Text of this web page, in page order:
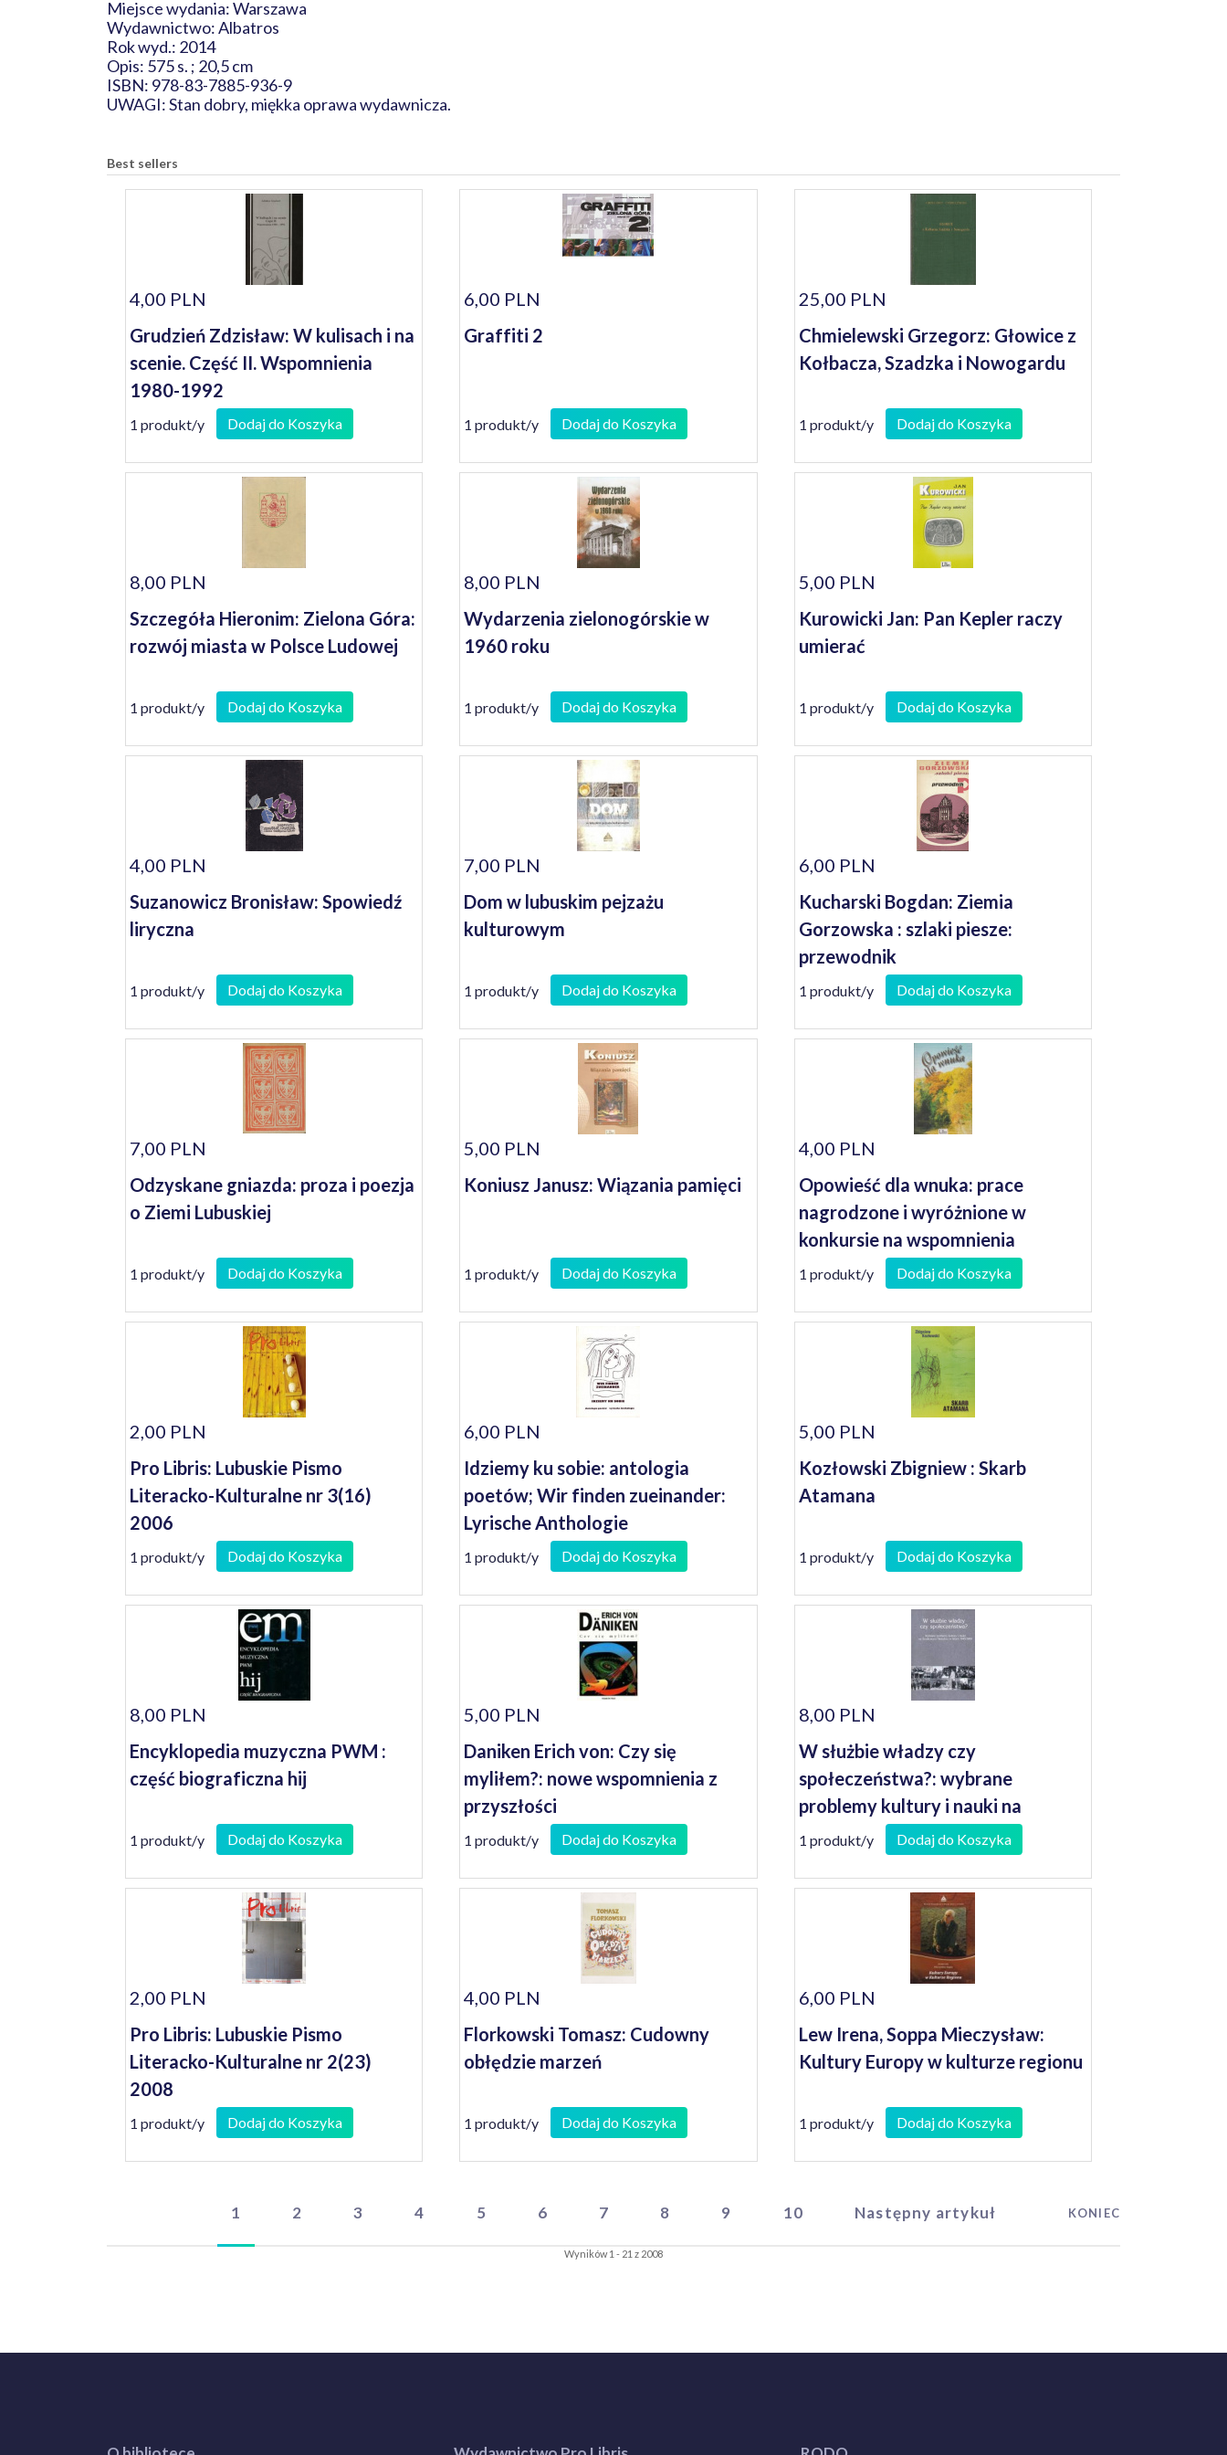
Miejsce wydania: Warszawa
Wydawnictwo: Albatros
Rok wyd.: 2014
Opis: 575 s. ; 20,5 cm
ISBN: 978-83-7885-936-9
UWAGI: Stan dobry, miękka oprawa wydawnicza.
Best sellers
4,00 PLN
Grudzień Zdzisław: W kulisach i na
scenie. Część II. Wspomnienia
1980-1992
1 produkt/y Dodaj do Koszyka
6,00 PLN
Graffiti 2
1 produkt/y Dodaj do Koszyka
25,00 PLN
Chmielewski Grzegorz: Głowice z
Kołbacza, Szadzka i Nowogardu
1 produkt/y Dodaj do Koszyka
8,00 PLN
Szczegóła Hieronim: Zielona Góra:
rozwój miasta w Polsce Ludowej
1 produkt/y Dodaj do Koszyka
8,00 PLN
Wydarzenia zielonogórskie w
1960 roku
1 produkt/y Dodaj do Koszyka
5,00 PLN
Kurowicki Jan: Pan Kepler raczy
umierać
1 produkt/y Dodaj do Koszyka
4,00 PLN
Suzanowicz Bronisław: Spowiedź
liryczna
1 produkt/y Dodaj do Koszyka
7,00 PLN
Dom w lubuskim pejzażu
kulturowym
1 produkt/y Dodaj do Koszyka
6,00 PLN
Kucharski Bogdan: Ziemia
Gorzowska : szlaki piesze:
przewodnik
1 produkt/y Dodaj do Koszyka
7,00 PLN
Odzyskane gniazda: proza i poezja
o Ziemi Lubuskiej
1 produkt/y Dodaj do Koszyka
5,00 PLN
Koniusz Janusz: Wiązania pamięci
1 produkt/y Dodaj do Koszyka
4,00 PLN
Opowieść dla wnuka: prace
nagrodzone i wyróżnione w
konkursie na wspomnienia
seniorów
1 produkt/y Dodaj do Koszyka
2,00 PLN
Pro Libris: Lubuskie Pismo
Literacko-Kulturalne nr 3(16)
2006
1 produkt/y Dodaj do Koszyka
6,00 PLN
Idziemy ku sobie: antologia
poetów; Wir finden zueinander:
Lyrische Anthologie
1 produkt/y Dodaj do Koszyka
5,00 PLN
Kozłowski Zbigniew : Skarb
Atamana
1 produkt/y Dodaj do Koszyka
8,00 PLN
Encyklopedia muzyczna PWM :
część biograficzna hij
1 produkt/y Dodaj do Koszyka
5,00 PLN
Daniken Erich von: Czy się
myliłem?: nowe wspomnienia z
przyszłości
1 produkt/y Dodaj do Koszyka
8,00 PLN
W służbie władzy czy
społeczeństwa?: wybrane
problemy kultury i nauki na
Środkowym Nadodrzu w latach
1945-1989
1 produkt/y Dodaj do Koszyka
2,00 PLN
Pro Libris: Lubuskie Pismo
Literacko-Kulturalne nr 2(23)
2008
1 produkt/y Dodaj do Koszyka
4,00 PLN
Florkowski Tomasz: Cudowny
obłędzie marzeń
1 produkt/y Dodaj do Koszyka
6,00 PLN
Lew Irena, Soppa Mieczysław:
Kultury Europy w kulturze regionu
1 produkt/y Dodaj do Koszyka
1 2 3 4 5 6 7 8 9 10 Następny artykuł KONIEC
Wyników 1 - 21 z 2008